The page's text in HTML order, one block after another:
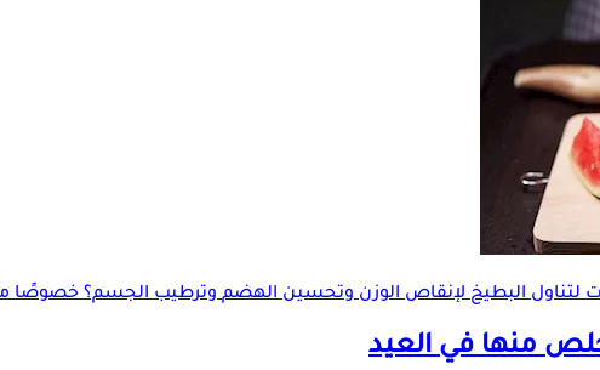
البطيخ لإنقاص الوزن وتحسين الهضموترطيب الجسم؟ خصوصًا
منها في العيد